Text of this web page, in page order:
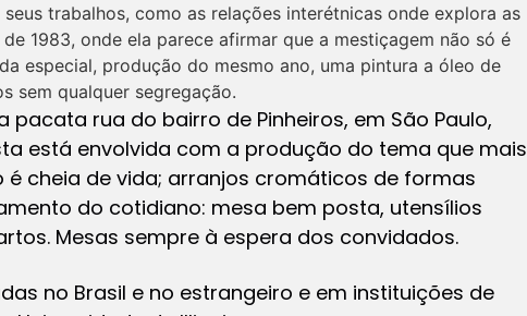
trabalhos, como as relações interétnicas onde explora as
1983, onde ela parece afirmar que a mestiçagem não só é
especial, produção do mesmo ano, uma pintura a óleo de
sem qualquer segregação.
rua do bairro de Pinheiros, em São Paulo,
está envolvida com a produção do tema que mais
cheia de vida; arranjos cromáticos de formas
do cotidiano: mesa bem posta, utensílios
Mesas sempre à espera dos convidados.
no Brasil e no estrangeiro e em instituições de